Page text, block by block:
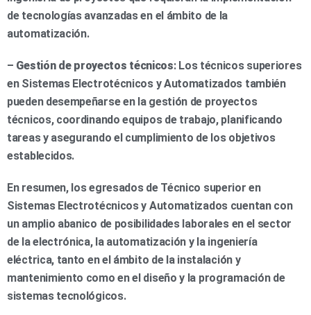
de tecnologías avanzadas en el ámbito de la
automatización.
– Gestión de proyectos técnicos: Los técnicos superiores
en Sistemas Electrotécnicos y Automatizados también
pueden desempeñarse en la gestión de proyectos
técnicos, coordinando equipos de trabajo, planificando
tareas y asegurando el cumplimiento de los objetivos
establecidos.
En resumen, los egresados de Técnico superior en
Sistemas Electrotécnicos y Automatizados cuentan con
un amplio abanico de posibilidades laborales en el sector
de la electrónica, la automatización y la ingeniería
eléctrica, tanto en el ámbito de la instalación y
mantenimiento como en el diseño y la programación de
sistemas tecnológicos.